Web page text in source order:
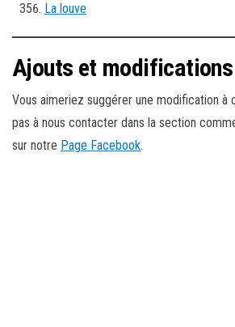
La louve
Ajouts et modifications
Vous aimeriez suggérer une modification à
pas à nous contacter dans la section
sur notre Page Facebook.